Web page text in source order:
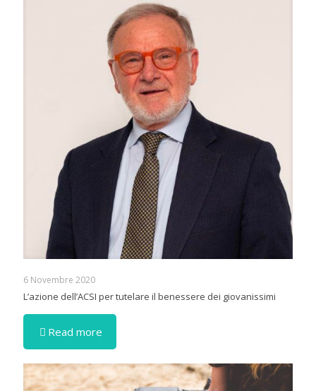
6 Novembre 2020
L’azione dell’ACSI per tutelare il benessere dei giovanissimi
Read more